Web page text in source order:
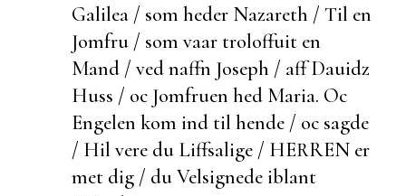
Galilea / som heder Nazareth / Til en
Jomfru / som vaar troloffuit en
Mand / ved naffn Joseph / aff Dauidz
Huss / oc Jomfruen hed Maria. Oc
Engelen kom ind til hende / oc sagde
/ Hil vere du Liffsalige / HERREN er
met dig / du Velsignede iblant